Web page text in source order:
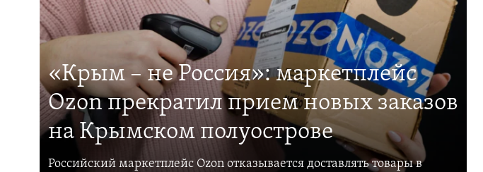
«Крым – не Россия»: маркетплейс
Ozon прекратил прием новых заказов
на Крымском полуострове
Российский маркетплейс Ozon отказывается доставлять товары в